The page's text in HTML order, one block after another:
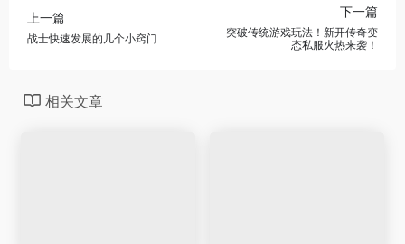
上一篇
战士快速发展的几个小窍门
下一篇
突破传统游戏玩法！新开传奇变
态私服火热来袭！
相关文章